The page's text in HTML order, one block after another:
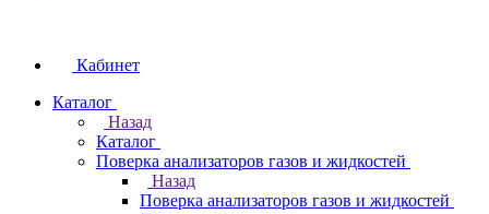
Кабинет
Каталог
Назад
Каталог
Поверка анализаторов газов и жидкостей
Назад
Поверка анализаторов газов и жидкостей